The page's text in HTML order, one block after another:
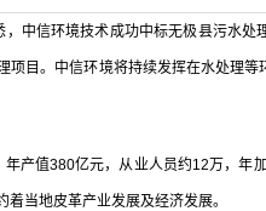
中信环境技术成功中标无极县污水处
项目。中信环境将持续发挥在水处理
产值380亿元，从业人员约12万，年
当地皮革产业发展及经济发展。